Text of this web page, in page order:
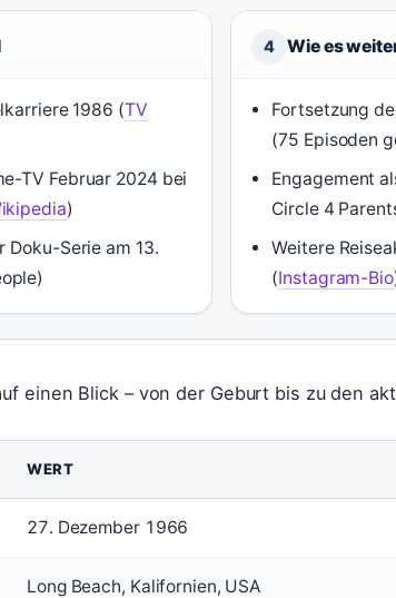
1986 (TV
TV Februar 2024 bei
)
Serie am 13.
4 Wie es
Fortsetzung
(75 Episoden
Engagement
Circle 4
Weitere
(Instagram-Bio
einen Blick – von der Geburt bis zu den
WERT
27. Dezember 1966
Long Beach, Kalifornien, USA